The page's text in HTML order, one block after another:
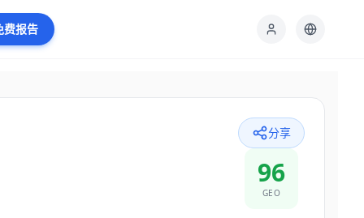
费报告
分享
96
GEO